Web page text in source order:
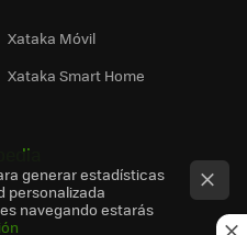
Xataka Móvil
Xataka Smart Home
generar estadísticas
personalizada
navegando estarás